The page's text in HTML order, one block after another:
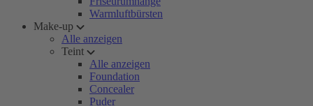
Warmluftbürsten
Make-up
Alle anzeigen
Teint
Alle anzeigen
Foundation
Concealer
Puder